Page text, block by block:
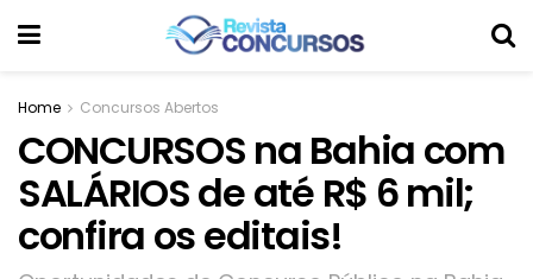
Home Concursos Abertos
CONCURSOS na Bahia com
SALÁRIOS de até R$ 6 mil;
confira os editais!